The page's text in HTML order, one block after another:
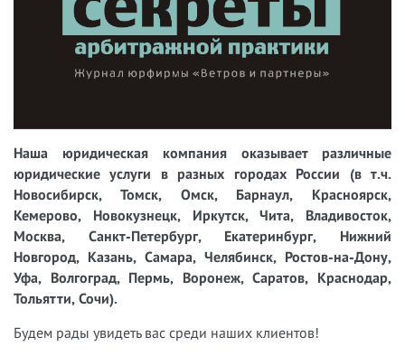
Наша юридическая компания оказывает различные
юридические услуги в разных городах России (в т.ч.
Новосибирск, Томск, Омск, Барнаул, Красноярск,
Кемерово, Новокузнецк, Иркутск, Чита, Владивосток,
Москва, Санкт-Петербург, Екатеринбург, Нижний
Новгород, Казань, Самара, Челябинск, Ростов-на-Дону,
Уфа, Волгоград, Пермь, Воронеж, Саратов, Краснодар,
Тольятти, Сочи).
Будем рады увидеть вас среди наших клиентов!